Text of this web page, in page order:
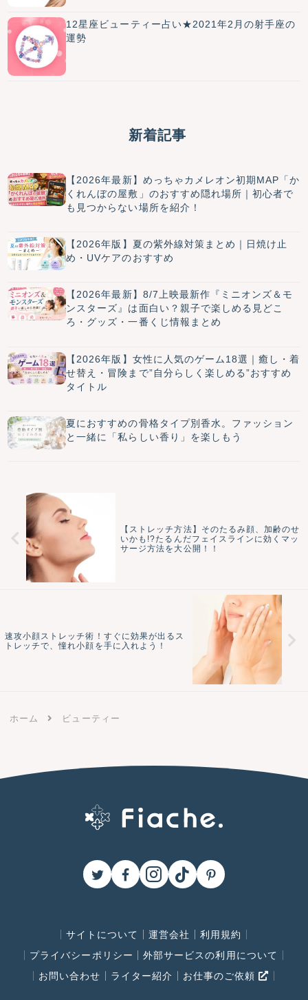
12星座ビューティー占い★2021年2月の射手座の
運勢
新着記事
【2026年最新】めっちゃカメレオン初期MAP「か
くれんぼの屋敷」のおすすめ隠れ場所｜初心者で
も見つからない場所を紹介！
【2026年版】夏の紫外線対策まとめ｜日焼け止
め・UVケアのおすすめ
【2026年最新】8/7上映最新作『ミニオンズ＆モ
ンスターズ』は面白い？親子で楽しめる見どこ
ろ・グッズ・一番くじ情報まとめ
【2026年版】女性に人気のゲーム18選｜癒し・着
せ替え・冒険まで”自分らしく楽しめる”おすすめ
タイトル
夏におすすめの骨格タイプ別香水。ファッション
と一緒に「私らしい香り」を楽しもう
【ストレッチ方法】そのたるみ顔、加齢のせ
いかも!?たるんだフェイスラインに効くマッ
サージ方法を大公開！！
速攻小顔ストレッチ術！すぐに効果が出るス
トレッチで、憧れ小顔を手に入れよう！
ホーム ビューティー
サイトについて 運営会社
利用規約
プライバシーポリシー
外部サービスの利用について
お問い合わせ
ライター紹介 お仕事のご依頼